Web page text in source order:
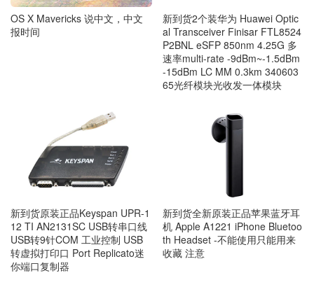
OS X Mavericks 说中文，中文
报时间
新到货2个装华为 Huawei Optic
al Transceiver Finisar FTL8524
P2BNL eSFP 850nm 4.25G 多
速率multi-rate -9dBm~-1.5dBm
-15dBm LC MM 0.3km 340603
65光纤模块光收发一体模块
新到货原装正品Keyspan UPR-1
12 TI AN2131SC USB转串口线
USB转9针COM 工业控制 USB
转虚拟打印口 Port Replicato迷
你端口复制器
新到货全新原装正品苹果蓝牙耳
机 Apple A1221 iPhone Bluetoo
th Headset -不能使用只能用来
收藏 注意